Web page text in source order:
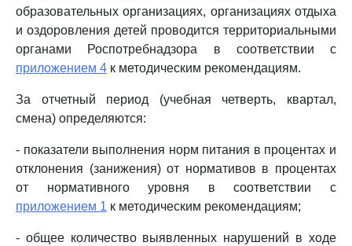
образовательных организациях, организациях отдыха
и оздоровления детей проводится территориальными
органами Роспотребнадзора в соответствии с
приложением 4 к методическим рекомендациям.
За отчетный период (учебная четверть, квартал,
смена) определяются:
- показатели выполнения норм питания в процентах и
отклонения (занижения) от нормативов в процентах
от нормативного уровня в соответствии с
приложением 1 к методическим рекомендациям;
- общее количество выявленных нарушений в ходе